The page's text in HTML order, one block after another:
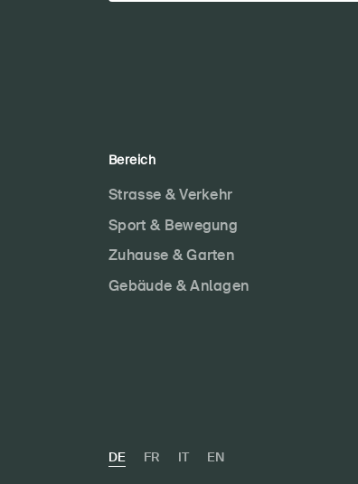
Bereich
Strasse & Verkehr
Sport & Bewegung
Zuhause & Garten
Gebäude & Anlagen
DE FR IT EN